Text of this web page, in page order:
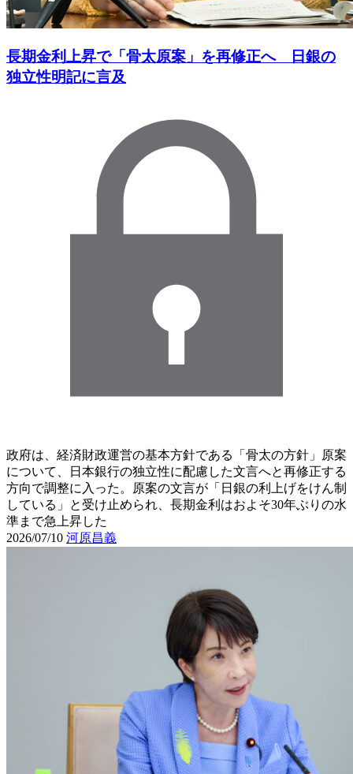
長期金利上昇で「骨太原案」を再修正へ 日銀の
独立性明記に言及
政府は、経済財政運営の基本方針である「骨太の方針」原案
について、日本銀行の独立性に配慮した文言へと再修正する
方向で調整に入った。原案の文言が「日銀の利上げをけん制
している」と受け止められ、長期金利はおよそ30年ぶりの水
準まで急上昇した
2026/07/10 河原昌義